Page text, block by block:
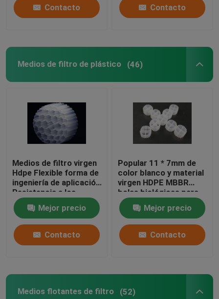
Contacto Contacto
Medios de filtro de plástico (46)
Medios de filtro virgen
Hdpe Flexible forma de
ingeniería de aplicación
Resistencia a los
golpes
Mejor precio
Contacto
Popular 11 * 7mm de
color blanco y material
virgen HDPE MBBR
bolas biológicas para
acuarios
Mejor precio
Contacto
Medios flotantes de filtro (52)